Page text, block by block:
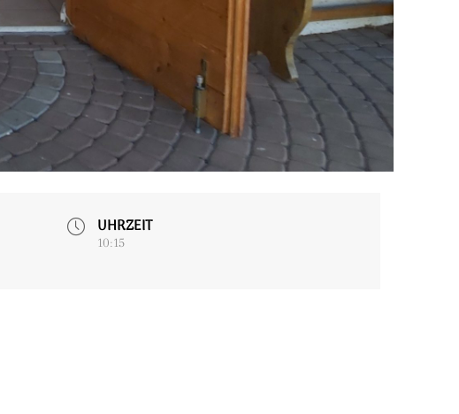
UHRZEIT
10:15